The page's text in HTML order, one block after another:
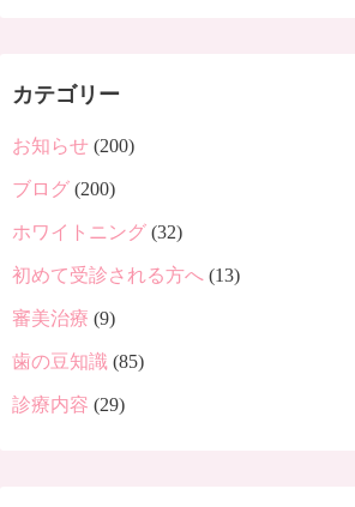
カテゴリー
お知らせ (200)
ブログ (200)
ホワイトニング (32)
初めて受診される方へ (13)
審美治療 (9)
歯の豆知識 (85)
診療内容 (29)